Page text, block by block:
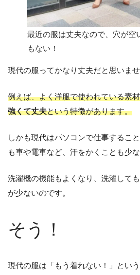
最近の服は丈夫なので、穴が空
もない！
現代の服ってかなり丈夫だと思いま
例えば、よく洋服で使われている素
強くて丈夫という特徴があります。
しかも現代はパソコンで仕事するこ
も車や電車など、汗をかくことも少な
洗濯機の機能もよくなり、洗濯して
が少ないのです。
そう！
現代の服は「もう着れない！」とい